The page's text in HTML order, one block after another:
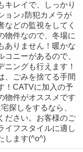
レイで、しっかり
ョン♪防犯カメラが
などの監視をしてく
物件なので、冬場に
ありません！暖かな
コニーがあるので、
ニングも行えます！
、ごみを捨てる手間
！CATVに加入の予
物件がオススメです
探しをするなら、
ださい。お客様のご
イフスタイルに適し
します(^o^)